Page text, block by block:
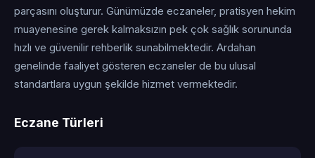
parçasını oluşturur. Günümüzde eczaneler, pratisyen hekim
muayenesine gerek kalmaksızın pek çok sağlık sorununda
hızlı ve güvenilir rehberlik sunabilmektedir. Ardahan
genelinde faaliyet gösteren eczaneler de bu ulusal
standartlara uygun şekilde hizmet vermektedir.
Eczane Türleri